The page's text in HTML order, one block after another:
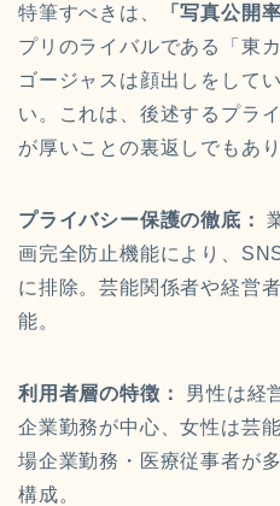
特筆すべきは、
「写真公開
プリのライバルである「東
ゴージャスは顔出しをして
い。これは、後述するプラ
が厚いことの裏返しでもあり
プライバシー保護の徹底：
画完全防止機能により、
に排除。芸能関係者や経営
能。
利用者層の特徴：
男性は経
企業勤務が中心、女性は芸
場企業勤務・医療従事者が
構成。